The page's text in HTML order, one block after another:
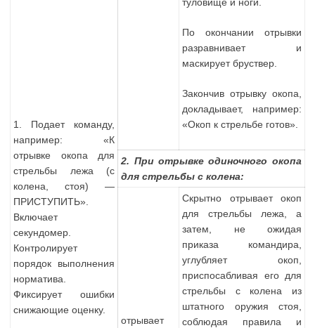
1. Подает команду,
например: «К
отрывке окопа для
стрельбы лежа (с
колена, стоя) —
ПРИСТУПИТЬ».
Включает
секундомер.
Контролирует
порядок выполнения
норматива.
Фиксирует ошибки
снижающие оценку.
По окончании отрывки
разравнивает и
маскирует бруствер.
Закончив отрывку окопа,
докладывает, например:
«Окоп к стрельбе готов».
2. При отрывке одиночного окопа
для стрельбы с колена:
отрывает
Скрытно отрывает окоп
для стрельбы лежа, а
затем, не ожидая
приказа командира,
углубляет окоп,
приспосабливая его для
стрельбы с колена из
штатного оружия стоя,
соблюдая правила и